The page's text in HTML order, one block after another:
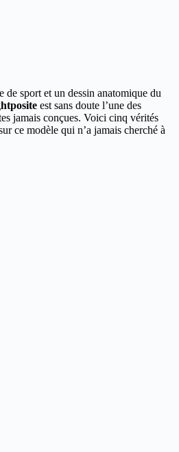
sport et un dessin anatomique du
est sans doute l’une des
jamais conçues. Voici cinq vérités
ce modèle qui n’a jamais cherché à